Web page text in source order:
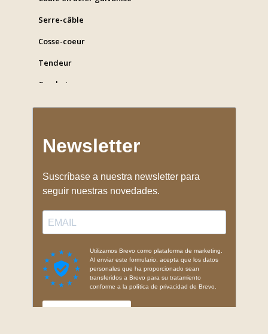
Serre-câble
Cosse-coeur
Tendeur
Crochet gymnase
Mousquetons